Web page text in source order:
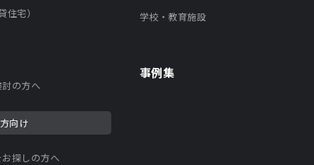
住宅）
の方へ
向け
探しの方へ
学校・教育施設
事例集